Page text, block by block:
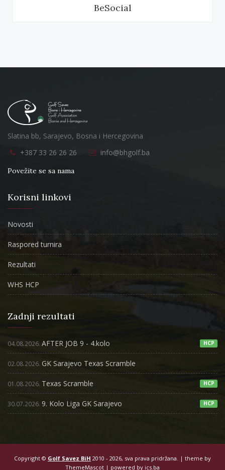
BeSocial
Slatina bb, Sarajevo, Bosna i Hercegovina
+387 33 26 26 26
info@bhgolf.ba
Povežite se sa nama
Korisni linkovi
Novosti
Raspored turnira
Rezultati
WHS HCP
Zadnji rezultati
04.08.2026. AFTER JOB 9 - 4.kolo HCP
02.08.2026. GK Sarajevo Texas Scramble
01.08.2026. Texas Scramble HCP
30.07.2026. 9. Kolo Liga GK Sarajevo HCP
Copyright © Golf Savez BiH 2010 - 2026, sva prava pridržana. | theme by
ThemeMascot | powered by ics.ba